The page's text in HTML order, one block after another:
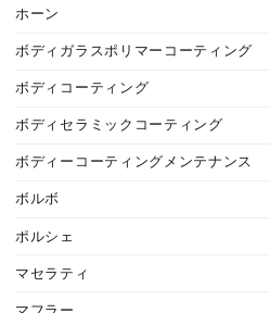
ホーン
ボディガラスポリマーコーティング
ボディコーティング
ボディセラミックコーティング
ボディーコーティングメンテナンス
ボルボ
ポルシェ
マセラティ